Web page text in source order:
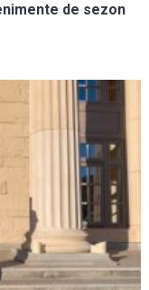
de sezon